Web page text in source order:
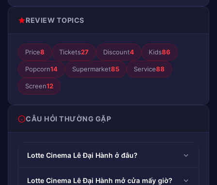
REVIEW TOPICS
Price8 Tickets27 Discount4 Kids86
Popcorn14 Supermarket85 Service88
Screen12
CÂU HỎI THƯỜNG GẶP
Lotte Cinema Lê Đại Hành ở đâu?
Lotte Cinema Lê Đại Hành mở cửa mấy giờ?